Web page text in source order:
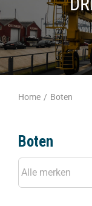
Home / Boten
Boten